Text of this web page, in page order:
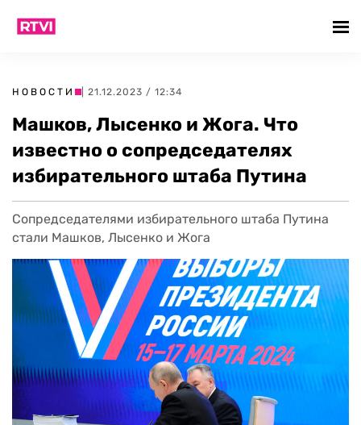
НОВОСТИ | 21.12.2023 / 12:34
Машков, Лысенко и Жога. Что
известно о сопредседателях
избирательного штаба Путина
Сопредседателями избирательного штаба Путина
стали Машков, Лысенко и Жога